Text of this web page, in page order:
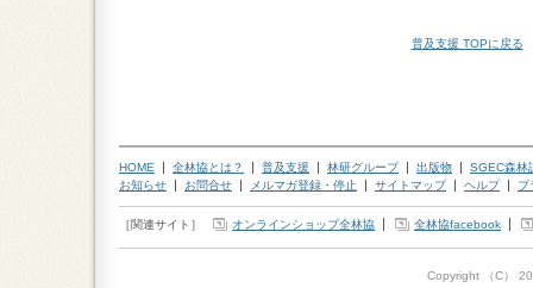
普及支援 TOPに戻る
HOME 全林協とは？ 普及支援 林研グループ 出版物
SGEC森林
お知らせ
お問合せ メルマガ登録・停止 サイトマップ ヘルプ プ
［関連サイト］ オンラインショップ全林協 全林協facebook
Copyright （C）